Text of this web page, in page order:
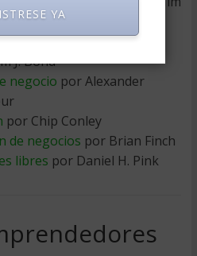
por Richard Branson
J. Bond
negocio por Alexander
por Chip Conley
de negocios por Brian Finch
libres por Daniel H. Pink
YA